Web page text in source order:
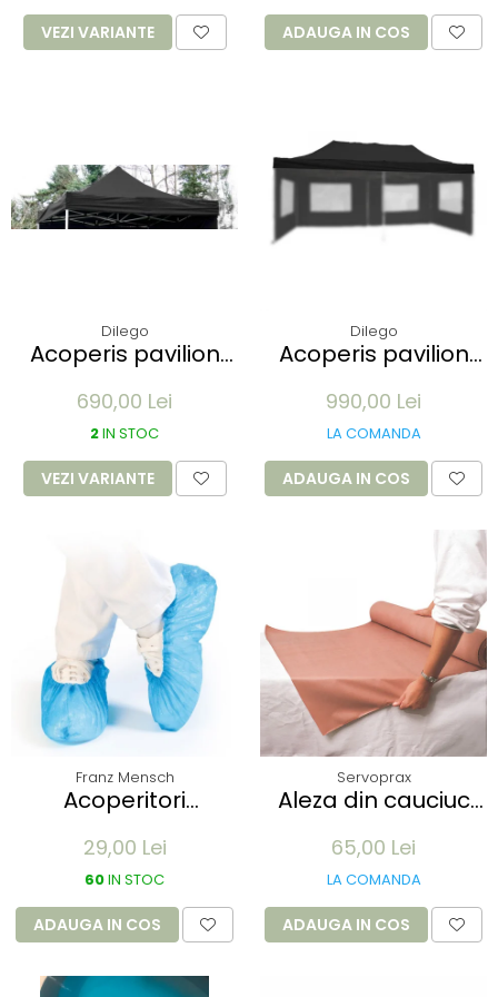
VEZI VARIANTE ADAUGA IN COS
Dilego
Acoperis pavilion
diverse culori
690,00 Lei
2IN STOC
VEZI VARIANTE
Dilego
Acoperis pavilion
990,00 Lei
LA COMANDA
ADAUGA IN COS
Franz Mensch
Acoperitori
din CPE - albastru
41x15 cm, 25 my
unica folosinta - 100
buc
29,00 Lei
60IN STOC
ADAUGA IN COS
Servoprax
Aleza din cauciuc
90x100cm - culoare
alb
65,00 Lei
LA COMANDA
ADAUGA IN COS